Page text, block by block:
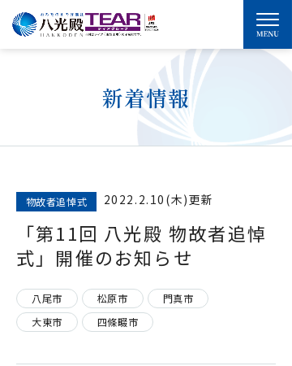
新着情報
物故者追悼式 2022.2.10(木)更新
「第11回 八光殿 物故者追悼
式」開催のお知らせ
八尾市 松原市
門真市
大東市
四條畷市